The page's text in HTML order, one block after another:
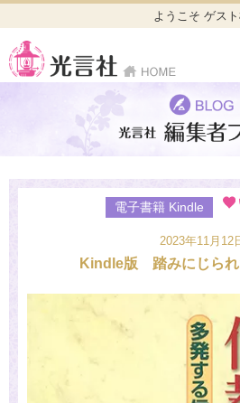
ようこそ ゲス
電子書籍 Kindle
2023年11月12
Kindle版 踏みにじられ